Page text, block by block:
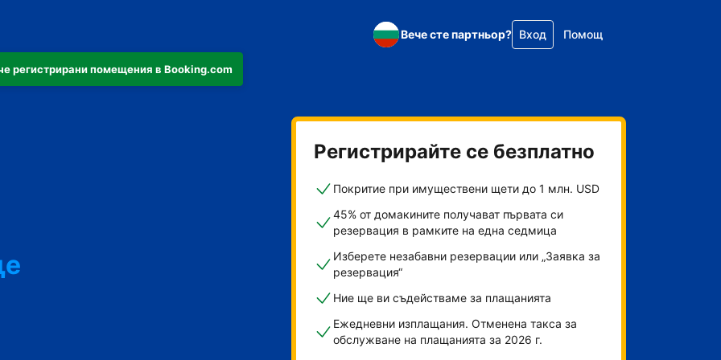
регистрирани помещения в Booking.com
Вече сте партньор? Вход Помощ
Регистрирайте се безплатно
Покритие при имуществени щети до 1 млн. USD
45% от домакините получават първата си
резервация в рамките на една седмица
Изберете незабавни резервации или „Заявка за
резервация“
Ние ще ви съдействаме за плащанията
Ежедневни изплащания. Отменена такса за
обслужване на плащанията за 2026 г.